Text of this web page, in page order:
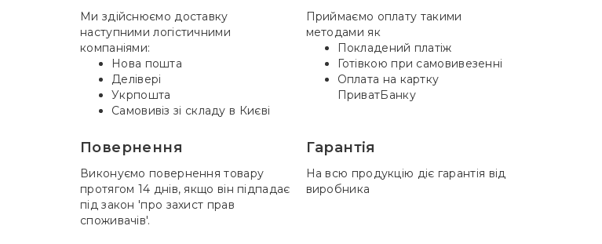
Ми здійснюємо доставку
наступними логістичними
компаніями:
Нова пошта
Делівері
Укрпошта
Самовивіз зі складу в Києві
Приймаємо оплату такими
методами як
Покладений платіж
Готівкою при самовивезенні
Оплата на картку
ПриватБанку
Повернення
Виконуємо повернення товару
протягом 14 днів, якщо він підпадає
під закон 'про захист прав
споживачів'.
Гарантія
На всю продукцію діє гарантія від
виробника